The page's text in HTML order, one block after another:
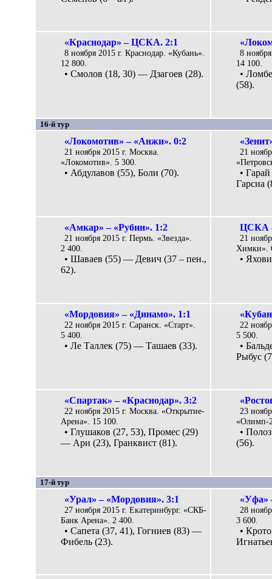
«Краснодар» – ЦСКА. 2:1
8 ноября 2015 г. Краснодар. «Кубань».
12 800.
• Смолов (18, 30) — Дзагоев (28).
8
14 100.
•
(58).
16-й тур
«Локомотив» – «Анжи». 0:2
21 ноября 2015 г. Москва.
«Локомотив». 5 300.
• Абдулавов (55), Боли (70).
21
•
Гарсиа
«Амкар» – «Рубин». 1:2
21 ноября 2015 г. Пермь. «Звезда».
2 400.
• Шаваев (55) — Девич (37 – пен.,
62).
ЦСКА
21
Химки».
•
«Мордовия» – «Динамо». 1:1
22 ноября 2015 г. Саранск. «Старт».
5 400.
• Ле Таллек (75) — Ташаев (33).
22
5 500.
•
Рыбус
«Спартак» – «Краснодар». 3:2
22 ноября 2015 г. Москва. «Открытие-
Арена». 15 100.
• Глушаков (27, 53), Промес (29)
— Ари (23), Гранквист (81).
23
«Олимп-
•
(56).
17-й тур
«Урал» – «Мордовия». 3:1
27 ноября 2015 г. Екатеринбург. «СКБ-
Банк Арена». 2 400.
• Сапета (37, 41), Гогниев (83) —
Фибель (23).
«Уфа»
28
3 600.
•